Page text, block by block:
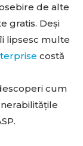
de alte
gratis. Deși
lipsesc multe
costă
cum